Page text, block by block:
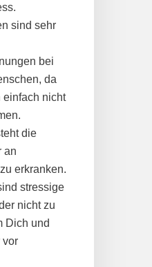
sind sehr
bei
da
einfach nicht
die
an
erkranken.
stressige
nicht zu
Dich und
vor